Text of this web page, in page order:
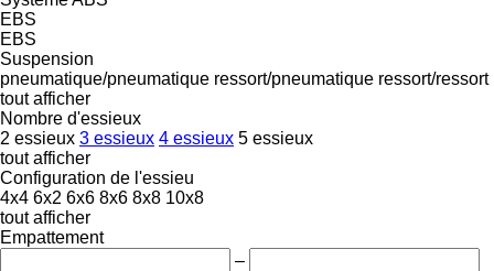
EBS
EBS
Suspension
pneumatique/pneumatique ressort/pneumatique ressort/ressort
tout afficher
Nombre d'essieux
2 essieux 3 essieux 4 essieux 5 essieux
tout afficher
Configuration de l'essieu
4x4 6x2 6x6 8x6 8x8 10x8
tout afficher
Empattement
–